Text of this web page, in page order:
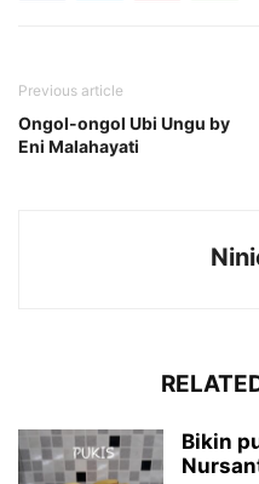
Previous article
Ongol-ongol Ubi Ungu by
Eni Malahayati
Bikin